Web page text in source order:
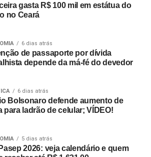
gasta R$ 100 mil em estátua do
no Ceará
6 dias atrás
de passaporte por dívida
depende da má-fé do devedor
6 dias atrás
Bolsonaro defende aumento de
para ladrão de celular; VÍDEO!
5 dias atrás
2026: veja calendário e quem